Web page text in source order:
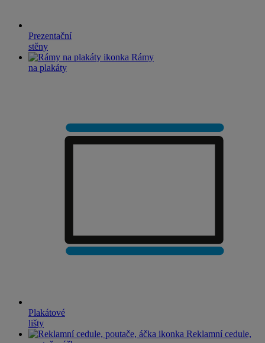
Prezentační
stěny
Rámy
na plakáty
Plakátové
lišty
Reklamní cedule,